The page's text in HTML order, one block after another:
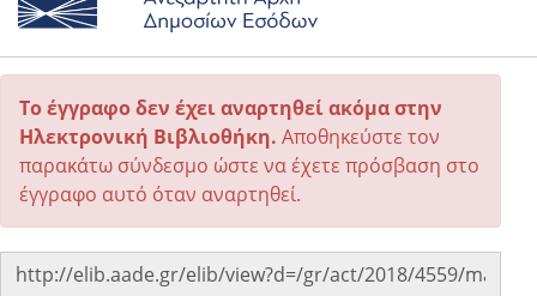
Το έγγραφο δεν έχει αναρτηθεί ακόμα στην
Ηλεκτρονική Βιβλιοθήκη. Αποθηκεύστε τον
παρακάτω σύνδεσμο ώστε να έχετε πρόσβαση στο
έγγραφο αυτό όταν αναρτηθεί.